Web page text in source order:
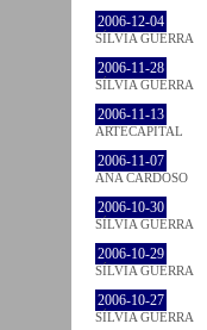
2006-12-04
SÍLVIA GUERRA
2006-11-28
SÍLVIA GUERRA
2006-11-13
ARTECAPITAL
2006-11-07
ANA CARDOSO
2006-10-30
SÍLVIA GUERRA
2006-10-29
SÍLVIA GUERRA
2006-10-27
SÍLVIA GUERRA